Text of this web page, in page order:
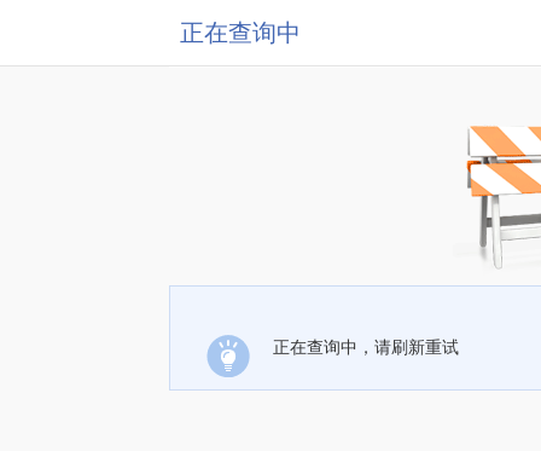
正在查询中
正在查询中，请刷新重试